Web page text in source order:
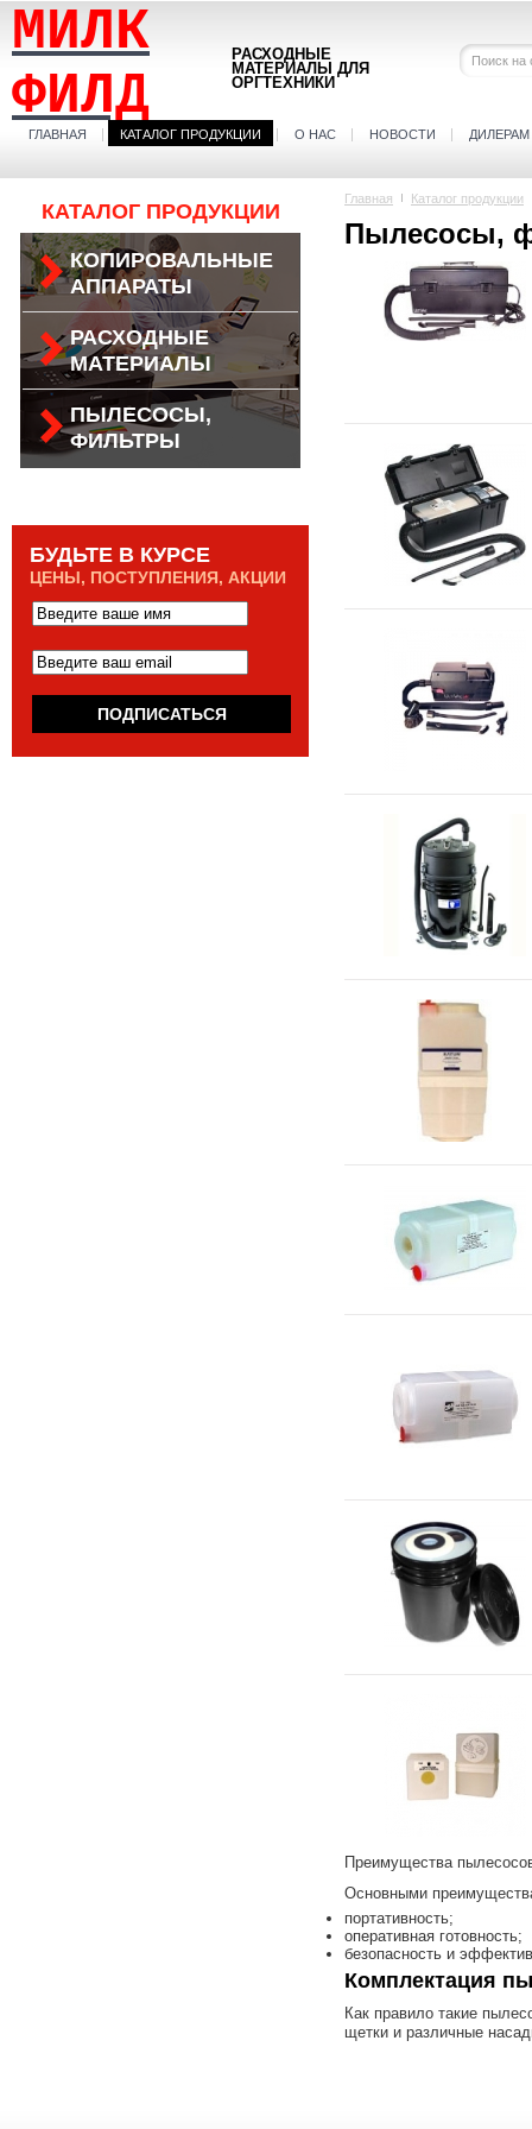
МИЛК
ФИЛД
РАСХОДНЫЕ
МАТЕРИАЛЫ ДЛЯ
ОРГТЕХНИКИ
ГЛАВНАЯ КАТАЛОГ ПРОДУКЦИИ О НАС НОВОСТИ ДИЛЕРАМ
КАТАЛОГ ПРОДУКЦИИ
КОПИРОВАЛЬНЫЕ
АППАРАТЫ
РАСХОДНЫЕ
МАТЕРИАЛЫ
ПЫЛЕСОСЫ,
ФИЛЬТРЫ
БУДЬТЕ В КУРСЕ
ЦЕНЫ, ПОСТУПЛЕНИЯ, АКЦИИ
Главная Каталог продукции
Пылесосы,
Преимущества
Основными
портативность;
оперативная готовность;
безопасность и
Комплектация
Как правило такие
щетки и различные